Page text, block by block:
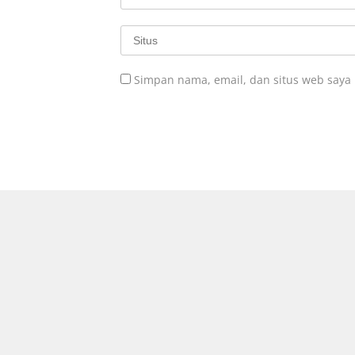
Simpan nama, email, dan situs web